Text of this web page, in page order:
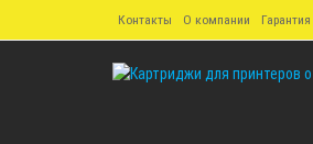
Контакты О компании Гарантия